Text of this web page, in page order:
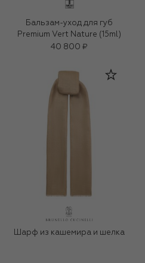
Бальзам-уход для губ
Premium Vert Nature (15ml)
40 800 ₽
Шарф из кашемира и шелка